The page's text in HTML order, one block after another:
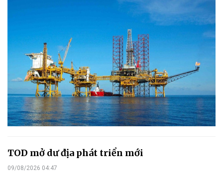
TOD mở dư địa phát triển mới
09/08/2026 04:47